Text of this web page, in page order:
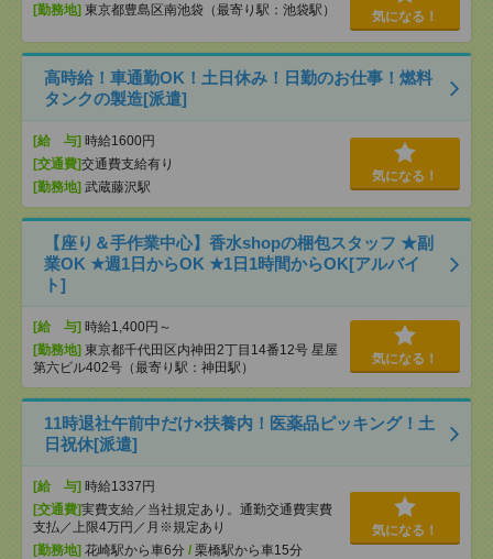
[勤務地] 東京都豊島区南池袋（最寄り駅：池袋駅） 気になる！
高時給！車通勤OK！土日休み！日勤のお仕事！燃料
タンクの製造[派遣]
[給 与] 時給1600円
[交通費]交通費支給有り
[勤務地] 武蔵藤沢駅
気になる！
【座り＆手作業中心】香水shopの梱包スタッフ ★副
業OK ★週1日からOK ★1日1時間からOK[アルバイ
ト]
[給 与] 時給1,400円～
[勤務地] 東京都千代田区内神田2丁目14番12号 星屋
第六ビル402号（最寄り駅：神田駅）
気になる！
11時退社午前中だけ×扶養内！医薬品ピッキング！土
日祝休[派遣]
[給 与] 時給1337円
[交通費]実費支給／当社規定あり。通勤交通費実費
支払／上限4万円／月※規定あり
[勤務地] 花崎駅から車6分 / 栗橋駅から車15分
気になる！